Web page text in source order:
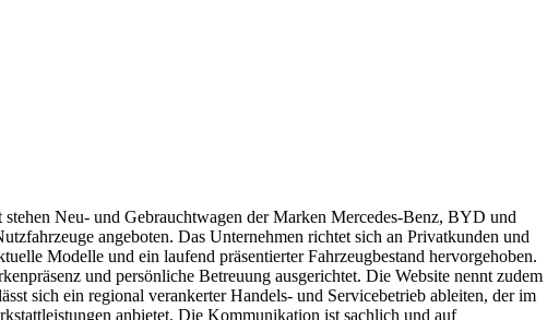
Neu- und Gebrauchtwagen der Marken Mercedes-Benz, BYD und
angeboten. Das Unternehmen richtet sich an Privatkunden und
Modelle und ein laufend präsentierter Fahrzeugbestand hervorgehoben.
und persönliche Betreuung ausgerichtet. Die Website nennt zudem
sich ein regional verankerter Handels- und Servicebetrieb ableiten, der im
anbietet. Die Kommunikation ist sachlich und auf